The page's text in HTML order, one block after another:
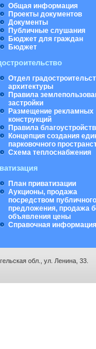
Общая информация
Проекты документов
Документы
Публичные слушания
Бюджет для граждан
Бюджет
Отдел
архитектуры
Правила
застройки
Размещение рекламных
конструкций
Правила
Концепция создания
парковочного
Схема теплоснабжения
План приватизации
Аукционы, продажа
посредством публичного
предложения, продажа
объявления цены
Справочная информация
обл., ул. Ленина, 33.